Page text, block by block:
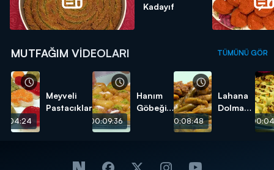
Kadayıf
MUTFAĞIM VIDEOLARI TÜMÜNÜ GÖR
Meyveli
Pastacıklar
00:09:36
Hanım
Göbeği
00:08:48
Lahana
Dolması